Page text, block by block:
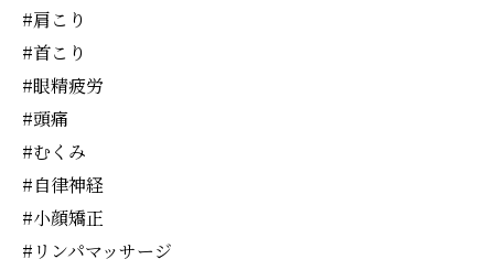
#肩こり
#首こり
#眼精疲労
#頭痛
#むくみ
#自律神経
#小顔矯正
#リンパマッサージ